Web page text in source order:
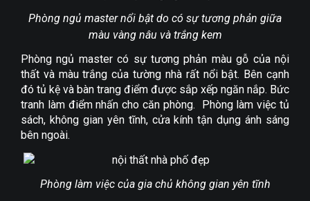
Phòng ngủ master nổi bật do có sự tương phản giữa
màu vàng nâu và trắng kem
Phòng ngủ master có sự tương phản màu gỗ của nội
thất và màu trắng của tường nhà rất nổi bật. Bên cạnh
đó tủ kệ và bàn trang điểm được sắp xếp ngăn nắp. Bức
tranh làm điểm nhấn cho căn phòng. Phòng làm việc tủ
sách, không gian yên tĩnh, cửa kính tận dụng ánh sáng
bên ngoài.
Phòng làm việc của gia chủ không gian yên tĩnh